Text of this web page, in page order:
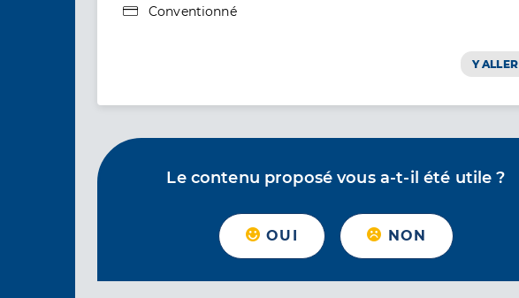
Type de convention
Conventionné
Y ALLER
Le contenu proposé vous a-t-il été utile ?
OUI NON